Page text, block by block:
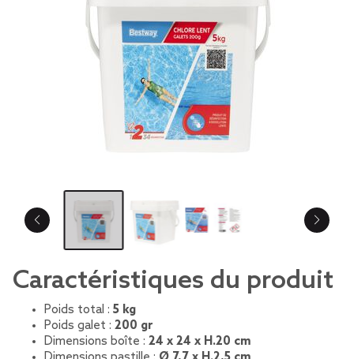
Caractéristiques du produit
Poids total : 5 kg
Poids galet : 200 gr
Dimensions boîte : 24 x 24 x H.20 cm